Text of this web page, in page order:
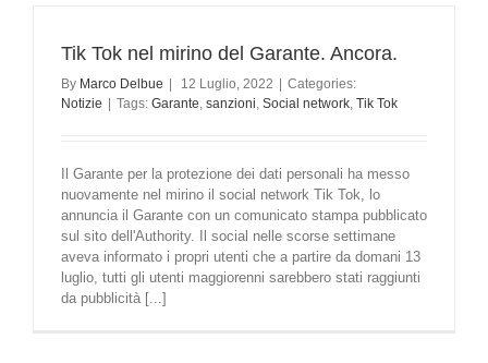
Tik Tok nel mirino del Garante. Ancora.
By Marco Delbue 12 Luglio, 2022
Categories:
Notizie
Tags: Garante, sanzioni, Social network, Tik Tok
Il Garante per la protezione dei dati personali ha messo
nuovamente nel mirino il social network Tik Tok, lo
annuncia il Garante con un comunicato stampa pubblicato
sul sito dell'Authority. Il social nelle scorse settimane
aveva informato i propri utenti che a partire da domani 13
luglio, tutti gli utenti maggiorenni sarebbero stati raggiunti
da pubblicità [...]